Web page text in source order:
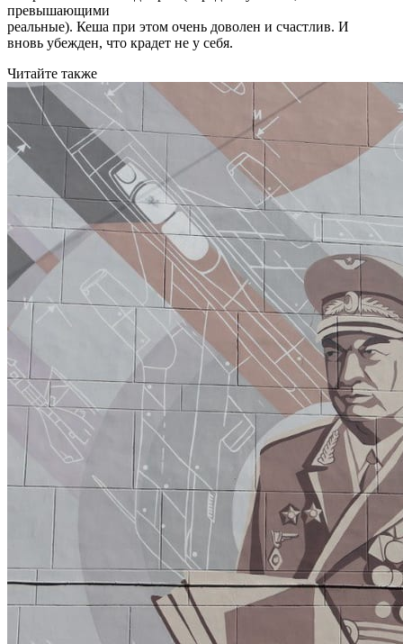
превышающими
реальные). Кеша при этом очень доволен и счастлив. И
вновь убежден, что крадет не у себя.
Читайте также